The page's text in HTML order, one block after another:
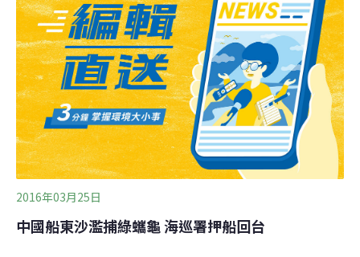
如何影響小鬚鯨的食物供給。這項研究預計將持續12年，
將捕殺4000頭小鬚鯨。日本漁業部在24日的聲明中宣稱，
捕殺鯨魚過程中並未遭遇反對捕鯨人士的抗議。綠色和平
組織在推特指責日本違抗聯合國，執意捕殺鯨魚。
2016年03月25日
中國船東沙濫捕綠蠵龜 海巡署押船回台